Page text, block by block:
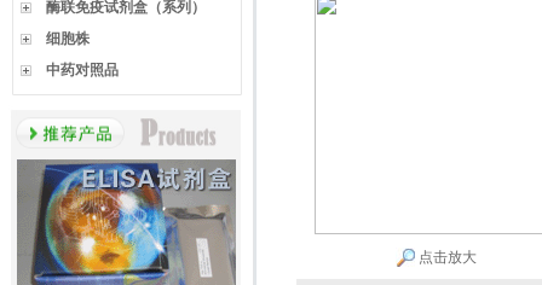
酶联免疫试剂盒（系列）
细胞株
中药对照品
点击放大